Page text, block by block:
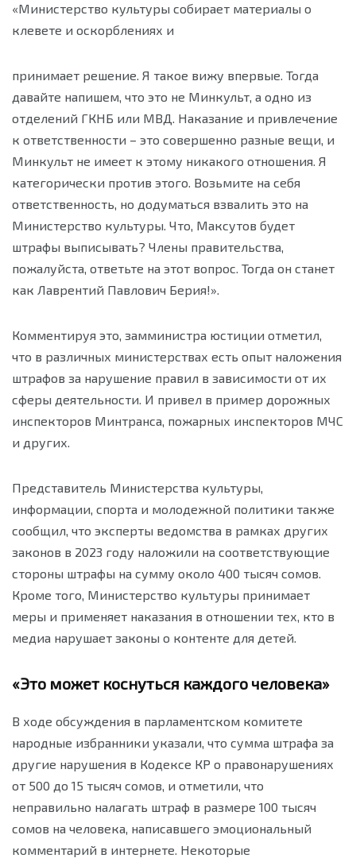
«Министерство культуры собирает материалы о
клевете и оскорблениях и
принимает решение. Я такое вижу впервые. Тогда
давайте напишем, что это не Минкульт, а одно из
отделений ГКНБ или МВД. Наказание и привлечение
к ответственности – это совершенно разные вещи, и
Минкульт не имеет к этому никакого отношения. Я
категорически против этого. Возьмите на себя
ответственность, но додуматься взвалить это на
Министерство культуры. Что, Максутов будет
штрафы выписывать? Члены правительства,
пожалуйста, ответьте на этот вопрос. Тогда он станет
как Лаврентий Павлович Берия!».
Комментируя это, замминистра юстиции отметил,
что в различных министерствах есть опыт наложения
штрафов за нарушение правил в зависимости от их
сферы деятельности. И привел в пример дорожных
инспекторов Минтранса, пожарных инспекторов МЧС
и других.
Представитель Министерства культуры,
информации, спорта и молодежной политики также
сообщил, что эксперты ведомства в рамках других
законов в 2023 году наложили на соответствующие
стороны штрафы на сумму около 400 тысяч сомов.
Кроме того, Министерство культуры принимает
меры и применяет наказания в отношении тех, кто в
медиа нарушает законы о контенте для детей.
«Это может коснуться каждого человека»
В ходе обсуждения в парламентском комитете
народные избранники указали, что сумма штрафа за
другие нарушения в Кодексе КР о правонарушениях
от 500 до 15 тысяч сомов, и отметили, что
неправильно налагать штраф в размере 100 тысяч
сомов на человека, написавшего эмоциональный
комментарий в интернете. Некоторые